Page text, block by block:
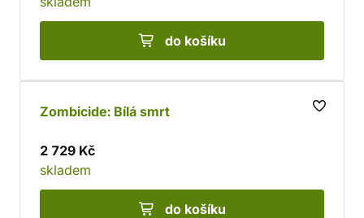
do košíku
Zombicide: Bílá smrt
2 729 Kč
skladem
do košíku